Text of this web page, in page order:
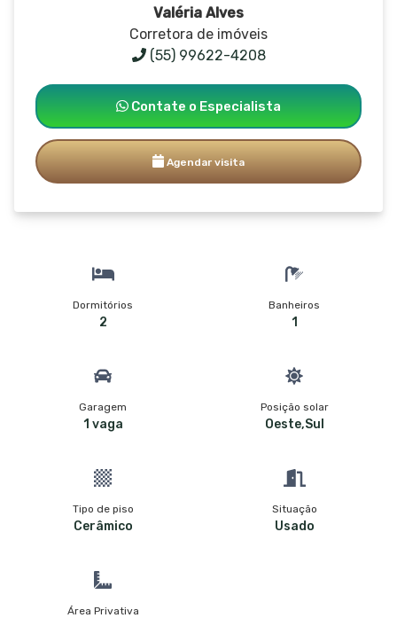
Valéria Alves
Corretora de imóveis
(55) 99622-4208
Contate o Especialista
Agendar visita
Dormitórios
2
Banheiros
1
Garagem
1 vaga
Posição solar
Oeste,Sul
Tipo de piso
Cerâmico
Situação
Usado
Área Privativa